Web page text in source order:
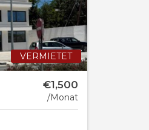
VERMIETET
€1,500
/Monat